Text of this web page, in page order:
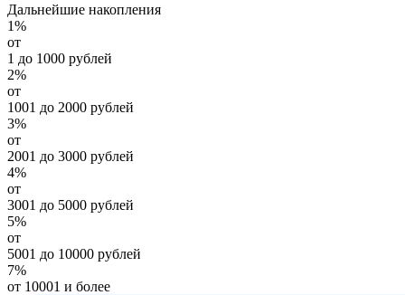
Дальнейшие накопления
1%
от
1 до 1000 рублей
2%
от
1001 до 2000 рублей
3%
от
2001 до 3000 рублей
4%
от
3001 до 5000 рублей
5%
от
5001 до 10000 рублей
7%
от 10001 и более